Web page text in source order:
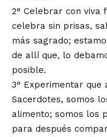
2° Celebrar con viva
celebra sin prisas,
más sagrado;
de allí que, lo
posible.
3° Experimentar que
Sacerdotes, somos
alimento; somos los
para después